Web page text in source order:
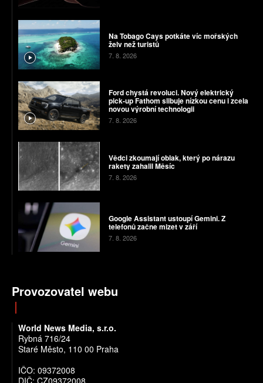
Na Tobago Cays potkáte víc mořských
želv než turistů
7. 8. 2026
Ford chystá revoluci. Nový elektrický
pick-up Fathom slibuje nízkou cenu i zcela
novou výrobní technologii
7. 8. 2026
Vědci zkoumají oblak, který po nárazu
rakety zahalil Měsíc
7. 8. 2026
Google Assistant ustoupí Gemini. Z
telefonů začne mizet v září
7. 8. 2026
Provozovatel webu
World News Media, s.r.o.
Rybná 716/24
Staré Město, 110 00 Praha
IČO: 09372008
DIČ: CZ09372008